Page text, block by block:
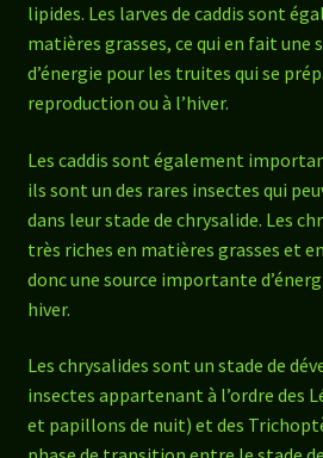
lipides. Les larves de caddis sont
matières grasses, ce qui en fait
d’énergie pour les truites qui se
reproduction ou à l’hiver.
Les caddis sont également
ils sont un des rares insectes qui
dans leur stade de chrysalide. Les
très riches en matières grasses et
donc une source importante
hiver.
Les chrysalides sont un stade de
insectes appartenant à l’ordre des
et papillons de nuit) et des